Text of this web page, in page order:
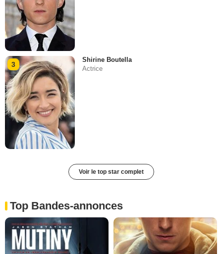
3
Shirine Boutella
Actrice
Voir le top star complet
Top Bandes-annonces